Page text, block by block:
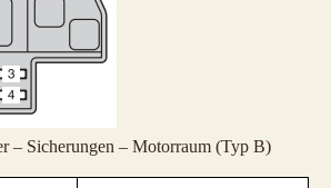
– Sicherungen – Motorraum (Typ B)